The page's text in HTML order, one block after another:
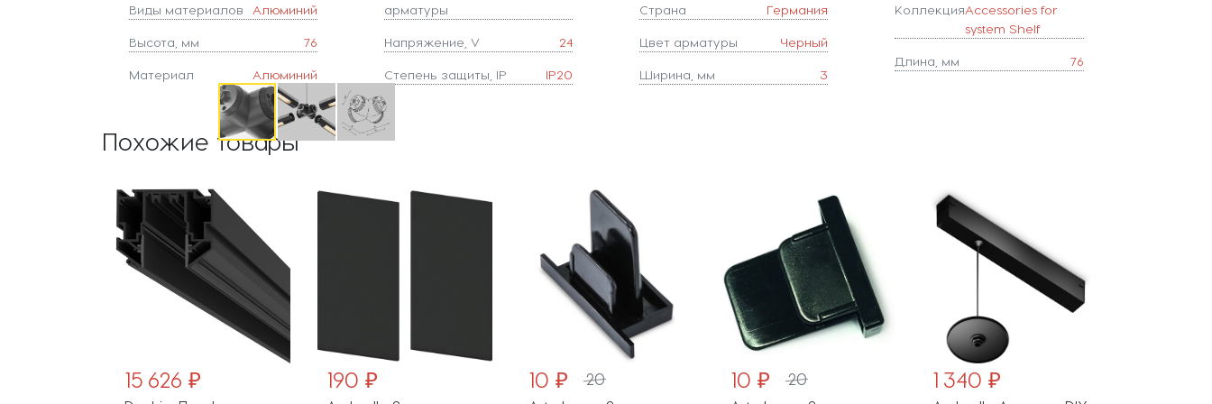
Виды материалов Алюминий
Высота, мм 76
Материал
арматуры
Алюминий
Напряжение, V 24
Степень защиты, IP IP20
Страна Германия
Цвет арматуры Черный
Ширина, мм 3
КоллекцияAccessories for
system Shelf
Длина, мм 76
Похожие товары
15 626 ₽ 190 ₽ 10 ₽ 20 10 ₽ 20 1 340 ₽